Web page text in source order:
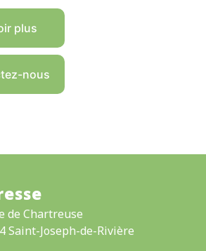
plus
nous
de Chartreuse
Saint-Joseph-de-Rivière